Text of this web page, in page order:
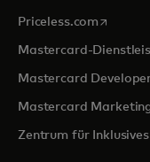
Priceless.com wird in
Mastercard-
Mastercard
Mastercard
Zentrum für